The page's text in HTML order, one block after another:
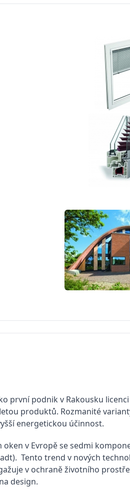
první podnik v Rakousku
produktů. Rozmanité
energetickou účinnost.
oken v Evropě se sedmi
Tento trend v nových
v ochraně životního
design.